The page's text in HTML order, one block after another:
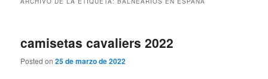
camisetas cavaliers 2022
Posted on25 de marzo de 2022